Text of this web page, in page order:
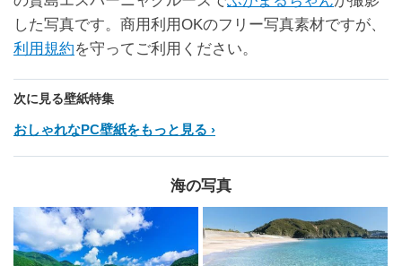
した写真です。商用利用OKのフリー写真素材ですが、
利用規約を守ってご利用ください。
次に見る壁紙特集
おしゃれなPC壁紙をもっと見る
海の写真